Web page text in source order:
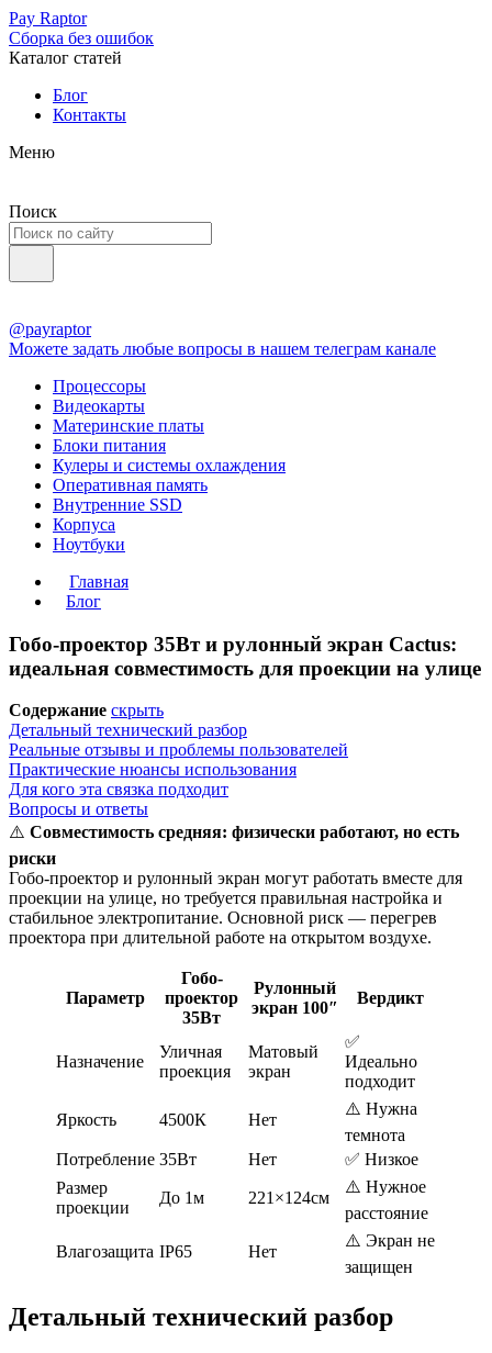
Pay Raptor
Сборка без ошибок
Каталог статей
Блог
Контакты
Меню
Поиск
@payraptor
Можете задать любые вопросы в нашем телеграм канале
Процессоры
Видеокарты
Материнские платы
Блоки питания
Кулеры и системы охлаждения
Оперативная память
Внутренние SSD
Корпуса
Ноутбуки
Главная
Блог
Гобо-проектор 35Вт и рулонный экран Cactus:
идеальная совместимость для проекции на улице
Содержание скрыть
Детальный технический разбор
Реальные отзывы и проблемы пользователей
Практические нюансы использования
Для кого эта связка подходит
Вопросы и ответы
⚠️ Совместимость средняя: физически работают, но есть
риски
Гобо-проектор и рулонный экран могут работать вместе для
проекции на улице, но требуется правильная настройка и
стабильное электропитание. Основной риск — перегрев
проектора при длительной работе на открытом воздухе.
Параметр
Гобо-
проектор
35Вт
Рулонный
экран 100″
Вердикт
Назначение
Уличная
проекция
Матовый
экран
✅
Идеально
подходит
Яркость 4500К Нет
⚠️ Нужна
темнота
Потребление 35Вт Нет
✅ Низкое
Размер
проекции
До 1м 221×124см
⚠️ Нужное
расстояние
Влагозащита IP65 Нет
⚠️ Экран не
защищен
Детальный технический разбор